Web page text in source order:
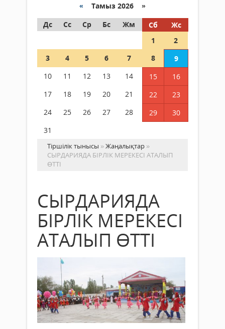
« Тамыз 2026 »
Дс
Сс Ср Бс Жм Сб
Жс
1
2
3
4 5 6 7 8
9
10
11 12 13 14 15
16
17
18 19 20 21 22
23
24
25 26 27 28 29
30
31
Тіршілік тынысы »Жаңалықтар »
СЫРДАРИЯДА БІРЛІК МЕРЕКЕСІ АТАЛЫП
ӨТТІ
СЫРДАРИЯДА
БІРЛІК МЕРЕКЕСІ
АТАЛЫП ӨТТІ